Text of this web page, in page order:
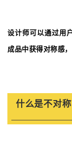
设计师可以通过用
成品中获得对称感
什么是不对称